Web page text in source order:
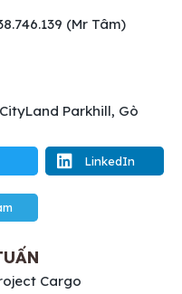
(Mr Tâm)
Parkhill, Gò
LinkedIn
Cargo